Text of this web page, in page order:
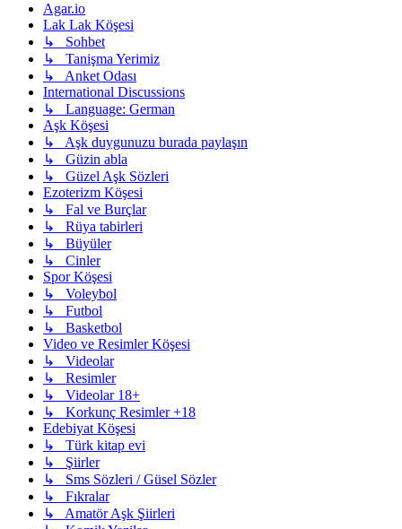
Agar.io
Lak Lak Köşesi
↳ Sohbet
↳ Tanişma Yerimiz
↳ Anket Odası
International Discussions
↳ Language: German
Aşk Köşesi
↳ Aşk duygunuzu burada paylaşın
↳ Güzin abla
↳ Güzel Aşk Sözleri
Ezoterizm Köşesi
↳ Fal ve Burçlar
↳ Rüya tabirleri
↳ Büyüler
↳ Cinler
Spor Köşesi
↳ Voleybol
↳ Futbol
↳ Basketbol
Video ve Resimler Köşesi
↳ Videolar
↳ Resimler
↳ Videolar 18+
↳ Korkunç Resimler +18
Edebiyat Köşesi
↳ Türk kitap evi
↳ Şiirler
↳ Sms Sözleri / Güsel Sözler
↳ Fıkralar
↳ Amatör Aşk Şiirleri